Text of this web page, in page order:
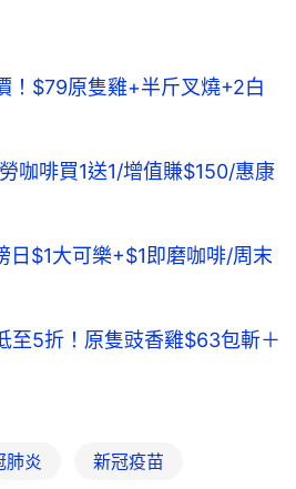
！$79原隻雞+半斤叉燒+2白
咖啡買1送1/增值賺$150/惠康
日$1大可樂+$1即磨咖啡/周末
至5折！原隻豉香雞$63包斬＋
肺炎 新冠疫苗